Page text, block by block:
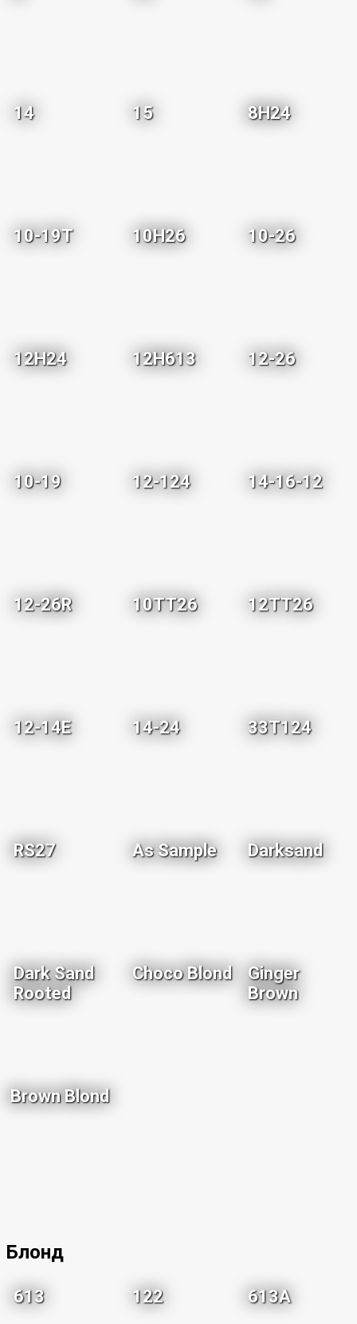
14 15 8H24
10-19T 10H26 10-26
12H24 12H613 12-26
10-19 12-124 14-16-12
12-26R 10TT26 12TT26
12-14E 14-24 33T124
RS27 As Sample Darksand
Dark Sand
Rooted
Choco Blond
Ginger
Brown
Brown Blond
Блонд
613 122 613A